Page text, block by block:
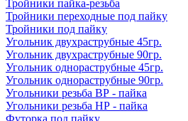
Тройники пайка-резьба
Тройники переходные под пайку
Тройники под пайку
Угольник двухраструбные 45гр.
Угольник двухраструбные 90гр.
Угольник однораструбные 45гр.
Угольник однораструбные 90гр.
Угольники резьба ВР - пайка
Угольники резьба НР - пайка
Футорка под пайку